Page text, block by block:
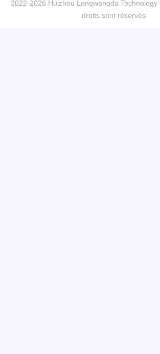
2022-2026 Huizhou Longwangda Technology
droits sont réservés.